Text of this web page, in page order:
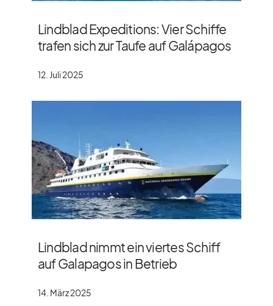
Lindblad Expeditions: Vier Schiffe
trafen sich zur Taufe auf Galápagos
12. Juli 2025
Lindblad nimmt ein viertes Schiff
auf Galapagos in Betrieb
14. März 2025